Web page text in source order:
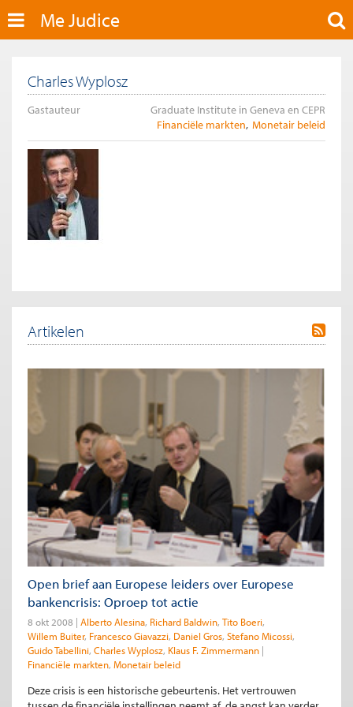
Me Judice
Charles Wyplosz
Gastauteur
Graduate Institute in Geneva en CEPR
Financiële markten Monetair beleid
Artikelen
Open brief aan Europese leiders over Europese
bankencrisis: Oproep tot actie
8 okt 2008 Alberto Alesina Richard Baldwin Tito Boeri
Willem Buiter Francesco Giavazzi Daniel Gros Stefano Micossi
Guido Tabellini Charles Wyplosz Klaus F. Zimmermann
Financiële markten Monetair beleid
Deze crisis is een historische gebeurtenis. Het vertrouwen